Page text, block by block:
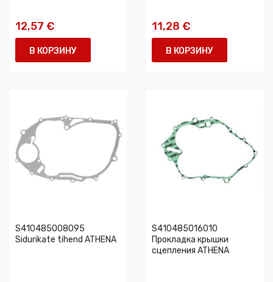
12,57 €
В КОРЗИНУ
11,28 €
В КОРЗИНУ
S410485008095
Sidurikate tihend ATHENA
S410485016010
Прокладка крышки
сцепления ATHENA